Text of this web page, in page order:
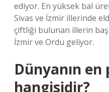
ediyor. En yüksek bal
Sivas ve İzmir illerinde
çiftliği bulunan illerin
İzmir ve Ordu geliyor.
Dünyanın en
hangisidir?